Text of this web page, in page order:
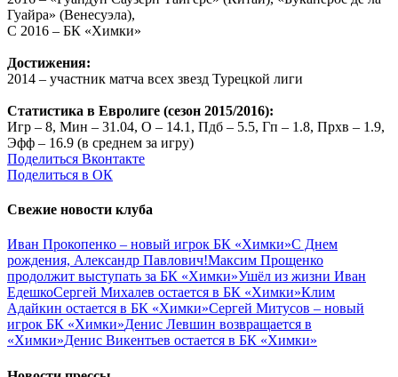
Гуайра» (Венесуэла),
С 2016 – БК «Химки»
Достижения:
2014 – участник матча всех звезд Турецкой лиги
Статистика в Евролиге (сезон 2015/2016):
Игр – 8, Мин – 31.04, О – 14.1, Пдб – 5.5, Гп – 1.8, Прхв – 1.9,
Эфф – 16.9 (в среднем за игру)
Поделиться Вконтакте
Поделиться в ОК
Свежие новости клуба
Иван Прокопенко – новый игрок БК «Химки»С Днем
рождения, Александр Павлович!Максим Прощенко
продолжит выступать за БК «Химки»Ушёл из жизни Иван
ЕдешкоСергей Михалев остается в БК «Химки»Клим
Адайкин остается в БК «Химки»Сергей Митусов – новый
игрок БК «Химки»Денис Левшин возвращается в
«Химки»Денис Викентьев остается в БК «Химки»